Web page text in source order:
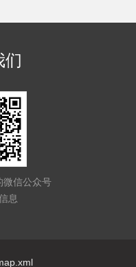
们
微信公众号
息